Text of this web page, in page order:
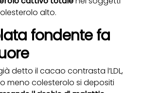
alto.
fondente fa
detto il cacao contrasta l’LDL,
meno colesterolo si depositi